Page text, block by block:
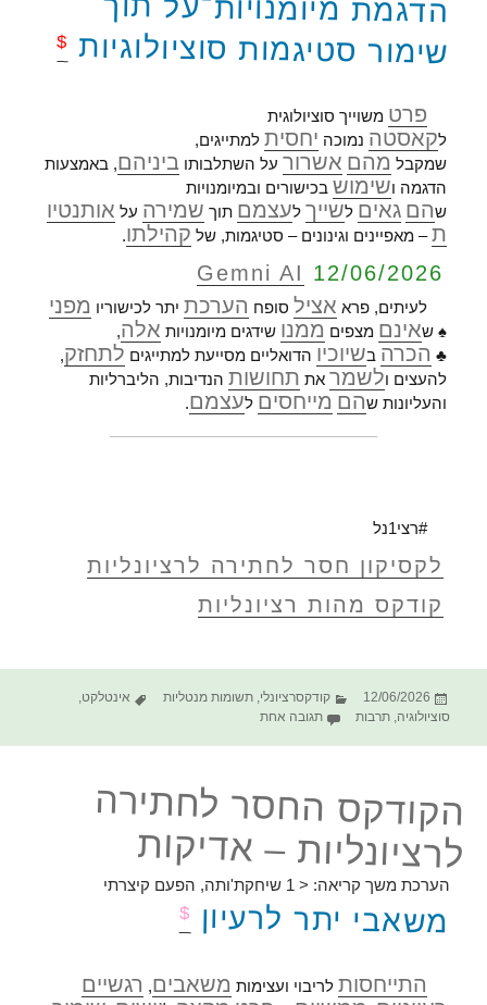
הדגמת מיומנויות־על תוך
שימור סטיגמות סוציולוגיות $
פרט משוייך סוציולוגית
לקאסטה נמוכה יחסית למתייגים,
שמקבל מהם אשרור על השתלבותוביניהם, באמצעות
הדגמה ושימוש בכישורים ובמיומנויות
שהם גאים לשייך לעצמם תוך שמירה על אותנטיו
ת– מאפיינים וגינונים – סטיגמות, של קהילתו.
Gemni AI 12/06/2026
לעיתים, פרא אציל סופח הערכת יתר לכישוריו מפני
♠ שאינם מצפים ממנו שידגים מיומנויות אלה,
♣ הכרה בשיוכיו הדואליים מסייעת למתייגים לתחזק,
להעצים ולשמר את תחושות הנדיבות, הליברליות
והעליונות שהם מייחסים לעצמם.
#רצי1נל
לקסיקון חסר לחתירה לרציונליות
קודקס מהות רציונליות
פורסם
בתאריך
12/06/2026 קטגוריות
קודקסרציונלי,תשומות מנטליות תגיות
אינטלקט,
סוציולוגיה,תרבות תגובה אחתעל הקודקס החסר לחתירה לרציונליות – פרא
הקודקס החסר לחתירה
לרציונליות – אדיקות
הערכת משך קריאה: < 1 שיחקת'ותה, הפעם קיצרתי
משאבי יתר לרעיון $
התייחסות לריבוי ועצימות משאבים, רגשיים